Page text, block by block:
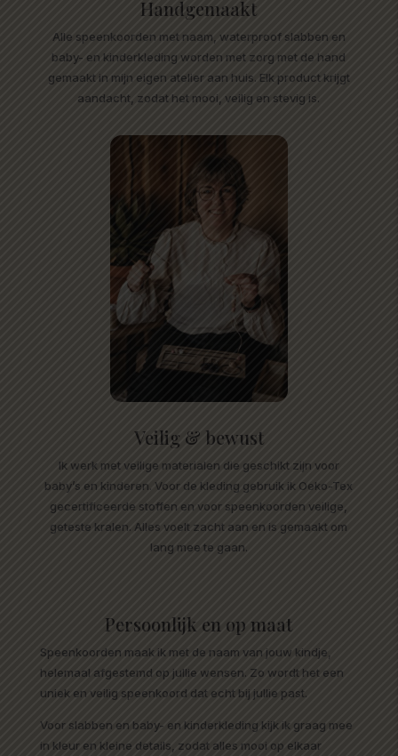
Handgemaakt
Alle speenkoorden met naam, waterproof slabben en
baby- en kinderkleding worden met zorg met de hand
gemaakt in mijn eigen atelier aan huis. Elk product krijgt
aandacht, zodat het mooi, veilig en stevig is.
Veilig & bewust
Ik werk met veilige materialen die geschikt zijn voor
baby’s en kinderen. Voor de kleding gebruik ik Oeko-Tex
gecertificeerde stoffen en voor speenkoorden veilige,
geteste kralen. Alles voelt zacht aan en is gemaakt om
lang mee te gaan.
Persoonlijk en op maat
Speenkoorden maak ik met de naam van jouw kindje,
helemaal afgestemd op jullie wensen. Zo wordt het een
uniek en veilig speenkoord dat echt bij jullie past.
Voor slabben en baby- en kinderkleding kijk ik graag mee
in kleur en kleine details, zodat alles mooi op elkaar